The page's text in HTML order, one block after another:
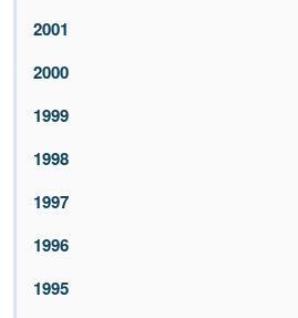
2001
2000
1999
1998
1997
1996
1995